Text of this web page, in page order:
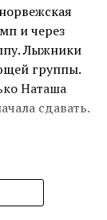
и через
Лыжники
группы.
Наташа
сдавать.